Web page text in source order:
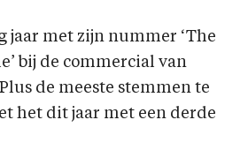
jaar met zijn nummer ‘The
bij de commercial van
de meeste stemmen te
het dit jaar met een derde